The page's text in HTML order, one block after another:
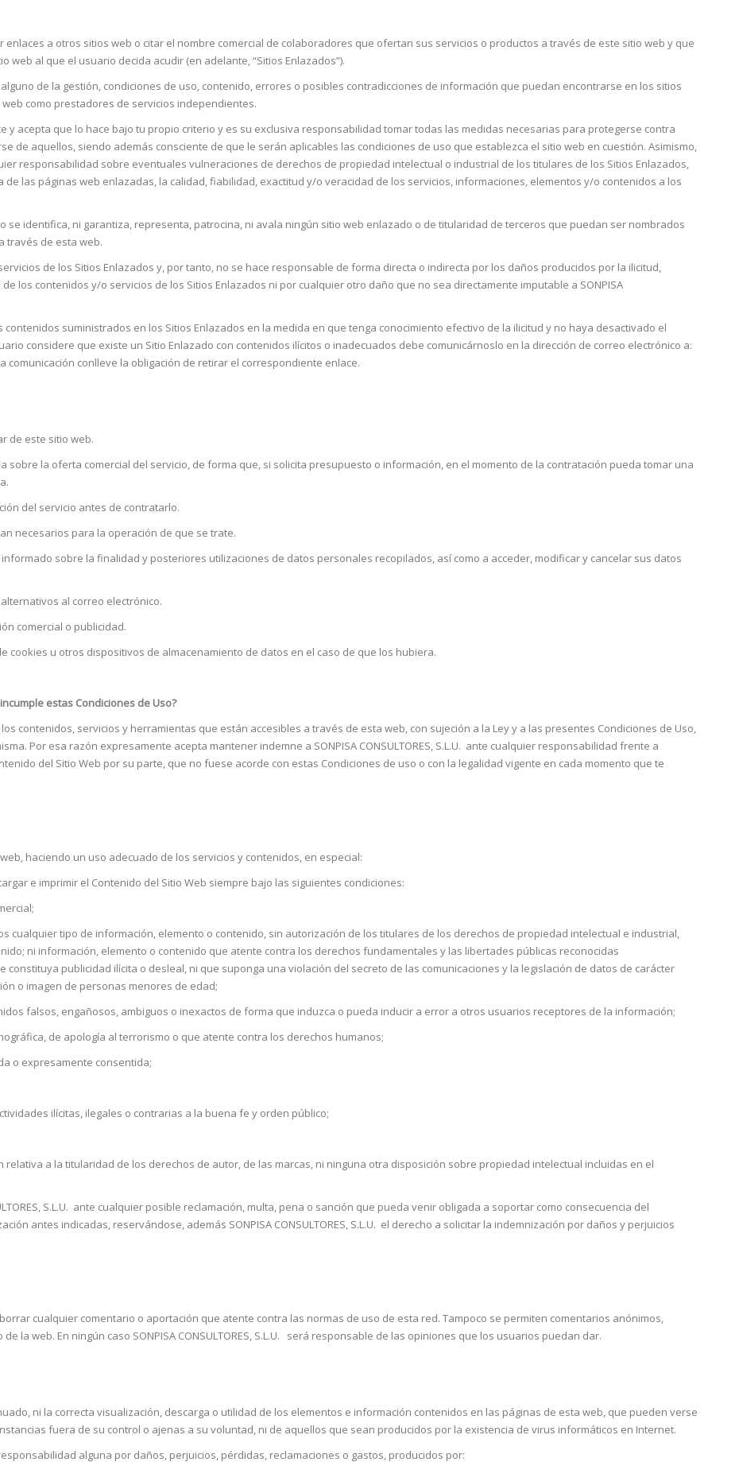
a otros sitios web o citar el nombre comercial de colaboradores que ofertan sus servicios o productos a través de este sitio web y que
al que el usuario decida acudir (en adelante, “Sitios Enlazados”).
alguno de la gestión, condiciones de uso, contenido, errores o posibles contradicciones de información que puedan encontrarse en los sitios
como prestadores de servicios independientes.
y acepta que lo hace bajo tu propio criterio y es su exclusiva responsabilidad tomar todas las medidas necesarias para protegerse contra
de aquellos, siendo además consciente de que le serán aplicables las condiciones de uso que establezca el sitio web en cuestión. Asimismo,
responsabilidad sobre eventuales vulneraciones de derechos de propiedad intelectual o industrial de los titulares de los Sitios Enlazados,
las páginas web enlazadas, la calidad, fiabilidad, exactitud y/o veracidad de los servicios, informaciones, elementos y/o contenidos a los
o se identifica, ni garantiza, representa, patrocina, ni avala ningún sitio web enlazado o de titularidad de terceros que puedan ser nombrados
través de esta web.
servicios de los Sitios Enlazados y, por tanto, no se hace responsable de forma directa o indirecta por los daños producidos por la ilicitud,
los contenidos y/o servicios de los Sitios Enlazados ni por cualquier otro daño que no sea directamente imputable a SONPISA
contenidos suministrados en los Sitios Enlazados en la medida en que tenga conocimiento efectivo de la ilicitud y no haya desactivado el
considere que existe un Sitio Enlazado con contenidos ilícitos o inadecuados debe comunicárnoslo en la dirección de correo electrónico a:
comunicación conlleve la obligación de retirar el correspondiente enlace.
de este sitio web.
sobre la oferta comercial del servicio, de forma que, si solicita presupuesto o información, en el momento de la contratación pueda tomar una
del servicio antes de contratarlo.
necesarios para la operación de que se trate.
sobre la finalidad y posteriores utilizaciones de datos personales recopilados, así como a acceder, modificar y cancelar sus datos
al correo electrónico.
comercial o publicidad.
cookies u otros dispositivos de almacenamiento de datos en el caso de que los hubiera.
estas Condiciones de Uso?
contenidos, servicios y herramientas que están accesibles a través de esta web, con sujeción a la Ley y a las presentes Condiciones de Uso,
Por esa razón expresamente acepta mantener indemne a SONPISA CONSULTORES, S.L.U. ante cualquier responsabilidad frente a
del Sitio Web por su parte, que no fuese acorde con estas Condiciones de uso o con la legalidad vigente en cada momento que te
haciendo un uso adecuado de los servicios y contenidos, en especial:
e imprimir el Contenido del Sitio Web siempre bajo las siguientes condiciones:
cualquier tipo de información, elemento o contenido, sin autorización de los titulares de los derechos de propiedad intelectual e industrial,
ni información, elemento o contenido que atente contra los derechos fundamentales y las libertades públicas reconocidas
publicidad ilícita o desleal, ni que suponga una violación del secreto de las comunicaciones y la legislación de datos de carácter
o imagen de personas menores de edad;
falsos, engañosos, ambiguos o inexactos de forma que induzca o pueda inducir a error a otros usuarios receptores de la información;
de apología al terrorismo o que atente contra los derechos humanos;
o expresamente consentida;
ilícitas, ilegales o contrarias a la buena fe y orden público;
a la titularidad de los derechos de autor, de las marcas, ni ninguna otra disposición sobre propiedad intelectual incluidas en el
S.L.U. ante cualquier posible reclamación, multa, pena o sanción que pueda venir obligada a soportar como consecuencia del
antes indicadas, reservándose, además SONPISA CONSULTORES, S.L.U. el derecho a solicitar la indemnización por daños y perjuicios
borrar cualquier comentario o aportación que atente contra las normas de uso de esta red. Tampoco se permiten comentarios anónimos,
la web. En ningún caso SONPISA CONSULTORES, S.L.U. será responsable de las opiniones que los usuarios puedan dar.
ni la correcta visualización, descarga o utilidad de los elementos e información contenidos en las páginas de esta web, que pueden verse
fuera de su control o ajenas a su voluntad, ni de aquellos que sean producidos por la existencia de virus informáticos en Internet.
responsabilidad alguna por daños, perjuicios, pérdidas, reclamaciones o gastos, producidos por: